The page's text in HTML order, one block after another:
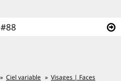
#88
Ciel variable Visages | Faces